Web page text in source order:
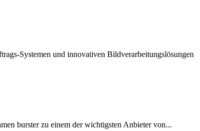
Systemen und innovativen Bildverarbeitungslösungen
burster zu einem der wichtigsten Anbieter von...